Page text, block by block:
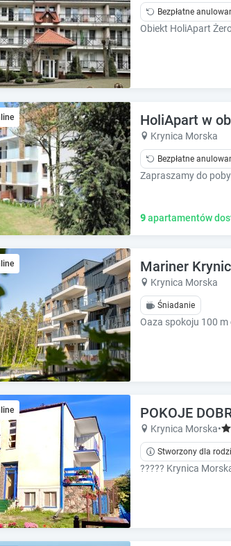
e
l
e
c
t
a
d
a
t
e
.
P
r
e
s
s
t
u
e
s
t
i
o
m
y
t
o
e
l
.
P
s
e
q
u
e
m
a
r
k
k
Bezpłatne
HoliApart w
Krynica Morska
Bezpłatne
9apartamentów
Mariner
Krynica Morska
Śniadanie
POKOJE
Krynica Morska•
Stworzony dla